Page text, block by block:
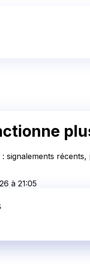
signalements
à 21:05